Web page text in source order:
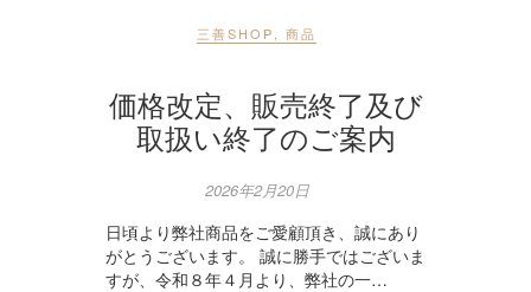
三善SHOP 商品
価格改定、販売終了及び
取扱い終了のご案内
2026年2月20日
日頃より弊社商品をご愛顧頂き、誠にあり
がとうございます。 誠に勝手ではございま
すが、令和８年４月より、弊社の一…